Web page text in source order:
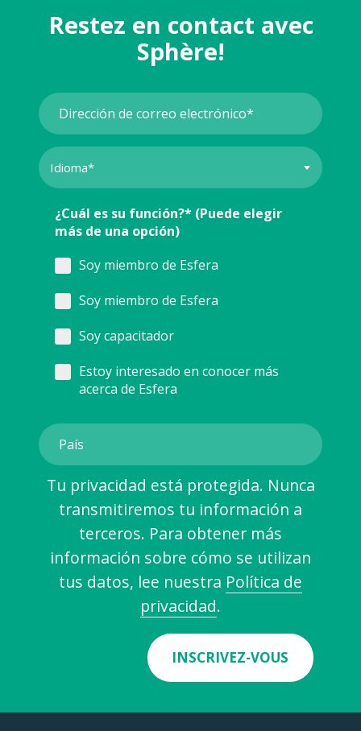
Restez en contact avec
Sphère!
¿Cuál es su función?* (Puede elegir
más de una opción)
Soy miembro de Esfera
Soy miembro de Esfera
Soy capacitador
Estoy interesado en conocer más
acerca de Esfera
Tu privacidad está protegida. Nunca
transmitiremos tu información a
terceros. Para obtener más
información sobre cómo se utilizan
tus datos, lee nuestra Política de
privacidad.
INSCRIVEZ-VOUS